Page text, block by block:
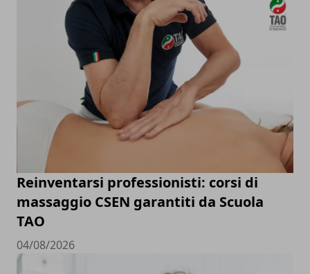
Reinventarsi professionisti: corsi di
massaggio CSEN garantiti da Scuola
TAO
04/08/2026